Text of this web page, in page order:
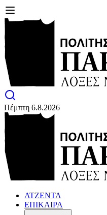
Πέμπτη 6.8.2026
ΑΤΖΕΝΤΑ
ΕΠΙΚΑΙΡΑ